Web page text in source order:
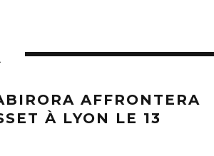
AFFRONTERA
À LYON LE 13